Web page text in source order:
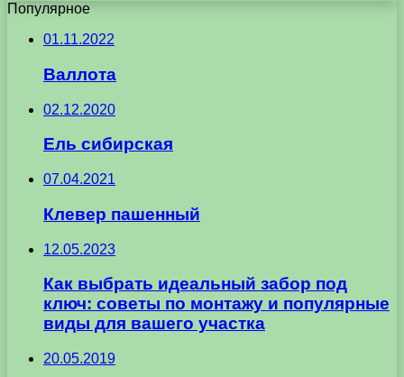
Популярное
01.11.2022
Валлота
02.12.2020
Ель сибирская
07.04.2021
Клевер пашенный
12.05.2023
Как выбрать идеальный забор под
ключ: советы по монтажу и популярные
виды для вашего участка
20.05.2019